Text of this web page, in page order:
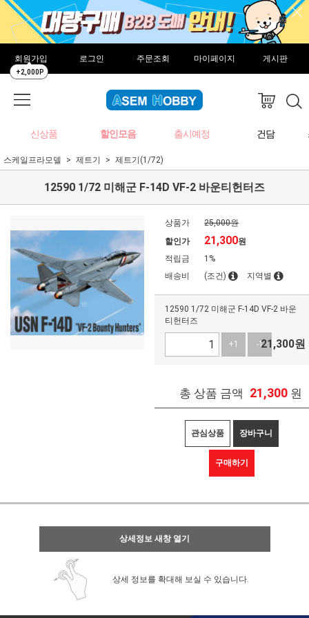
회원가입
+2,000P
로그인 주문조회 마이페이지 게시판
신상품 할인모음 출시예정 건담
스케일프라모델 제트기 제트기(1/72)
12590 1/72 미해군 F-14D VF-2 바운티헌터즈
상품가
25,000원
할인가
21,300원
적립금
1%
배송비
(조건) 지역별
12590 1/72 미해군 F-14D VF-2 바운
티헌터즈
+1 -121,300원
총 상품 금액 21,300 원
관심상품 장바구니
구매하기
상세정보 새창 열기
상세 정보를 확대해 보실 수 있습니다.